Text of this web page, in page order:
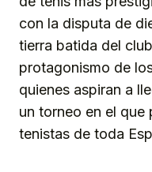
con la disputa de
tierra batida del
protagonismo de
quienes aspiran a
un torneo en el
tenistas de toda